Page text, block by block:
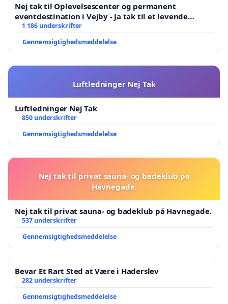
Nej tak til Oplevelsescenter og permanent
eventdestination i Vejby - Ja tak til et levende
lokalområde i balance
1 186 underskrifter
Gennemsigtighedsmeddelelse
Luftledninger Nej Tak
Luftledninger Nej Tak
850 underskrifter
Gennemsigtighedsmeddelelse
Nej tak til privat sauna- og badeklub på
Havnegade.
Nej tak til privat sauna- og badeklub på Havnegade.
537 underskrifter
Gennemsigtighedsmeddelelse
Bevar Et Rart Sted at Være i Haderslev
282 underskrifter
Gennemsigtighedsmeddelelse